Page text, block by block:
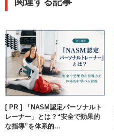
[ PR ] 「NASM認定パーソナルト
レーナー」とは？“安全で効果的
な指導”を体系的...